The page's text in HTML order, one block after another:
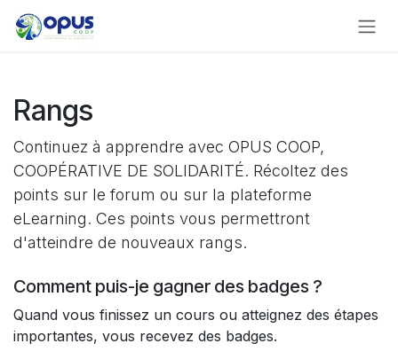
Se rendre au contenu
Rangs
Continuez à apprendre avec OPUS COOP,
COOPÉRATIVE DE SOLIDARITÉ. Récoltez des
points sur le forum ou sur la plateforme
eLearning. Ces points vous permettront
d'atteindre de nouveaux rangs.
Comment puis-je gagner des badges ?
Quand vous finissez un cours ou atteignez des étapes
importantes, vous recevez des badges.